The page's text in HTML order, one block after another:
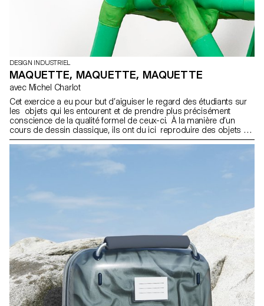
DESIGN INDUSTRIEL
MAQUETTE, MAQUETTE, MAQUETTE
avec Michel Charlot
Cet exercice a eu pour but d’aiguiser le regard des étudiants sur
les objets qui les entourent et de prendre plus précisément
conscience de la qualité formel de ceux-ci. À la manière d’un
cours de dessin classique, ils ont du ici reproduire des objets en
3D échelle 1:1 le plus fidèlement et intelligemment possible à
travers des maquettes.